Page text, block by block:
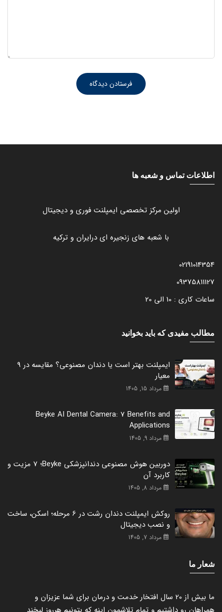
اطلاعات تماس و شعبه ها
اولین مرکز تخصصی ایمپلنت فوری و دیجیتال
با شعبه های زنجیره ای درایران و ترکیه
02191014354
09375811127
ساعات کاری : 10 الی 20
مطالب مفیدی که باید بخوانید
ایمپلنت بهتر است یا دندان مصنوعی؟ مقایسه در 9
معیار
مرداد 15, 1405
Beyke AI Dental Camera: 7 Benefits and
Applications
مرداد 9, 1405
دوربین هوش مصنوعی دندانپزشکی Beyke؛ 7 مزیت و
کاربرد آن
مرداد 8, 1405
روکش ایمپلنت دندان رشت در 6 مرحله؛ اسکن، ساخت
و نصب دیجیتال
مرداد 7, 1405
شعار ما
ما بیش از 20 سال افتخار خدمت و درمان برای شما عزیزان و